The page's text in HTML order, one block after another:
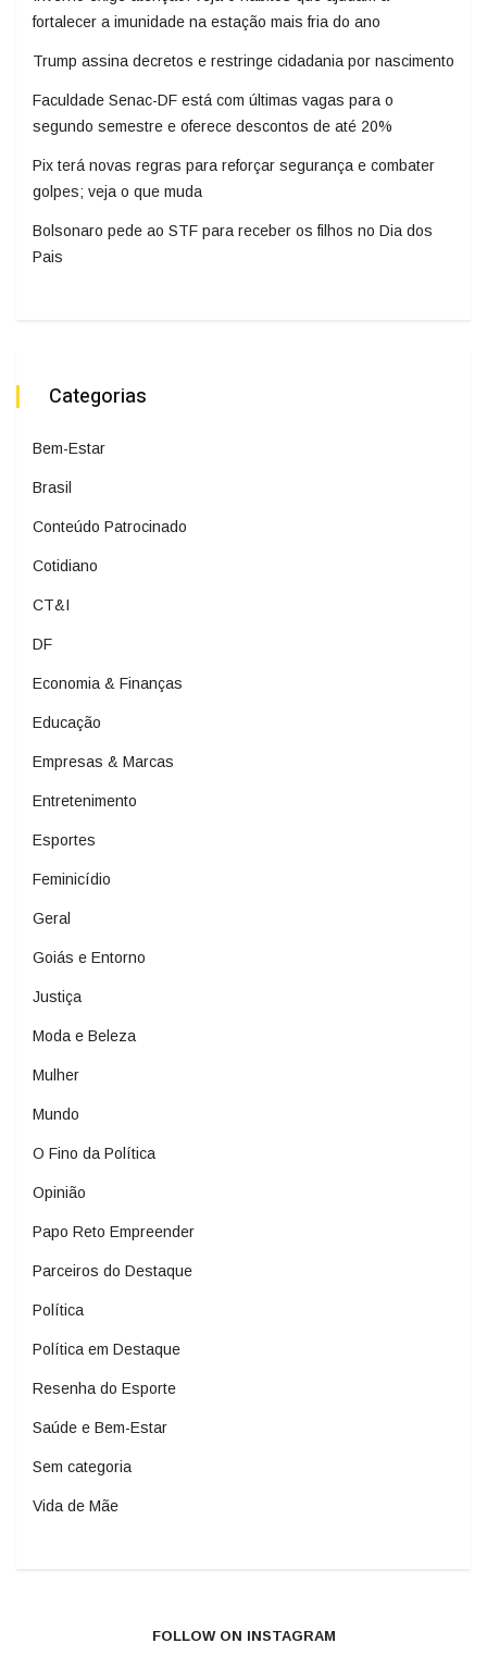
fortalecer a imunidade na estação mais fria do ano
Trump assina decretos e restringe cidadania por nascimento
Faculdade Senac-DF está com últimas vagas para o
segundo semestre e oferece descontos de até 20%
Pix terá novas regras para reforçar segurança e combater
golpes; veja o que muda
Bolsonaro pede ao STF para receber os filhos no Dia dos
Pais
Categorias
Bem-Estar
Brasil
Conteúdo Patrocinado
Cotidiano
CT&I
DF
Economia & Finanças
Educação
Empresas & Marcas
Entretenimento
Esportes
Feminicídio
Geral
Goiás e Entorno
Justiça
Moda e Beleza
Mulher
Mundo
O Fino da Política
Opinião
Papo Reto Empreender
Parceiros do Destaque
Política
Política em Destaque
Resenha do Esporte
Saúde e Bem-Estar
Sem categoria
Vida de Mãe
FOLLOW ON INSTAGRAM